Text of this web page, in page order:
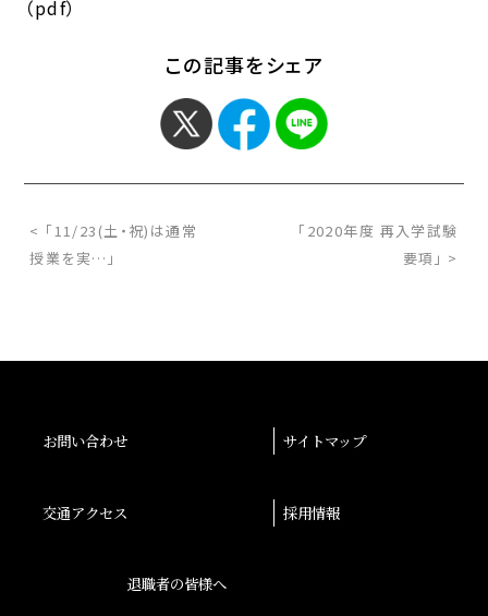
（pdf）
この記事をシェア
< 「11/23(土・祝)は通常
授業を実…」
「2020年度 再入学試験
要項」 >
お問い合わせ サイトマップ
交通アクセス 採用情報
退職者の皆様へ